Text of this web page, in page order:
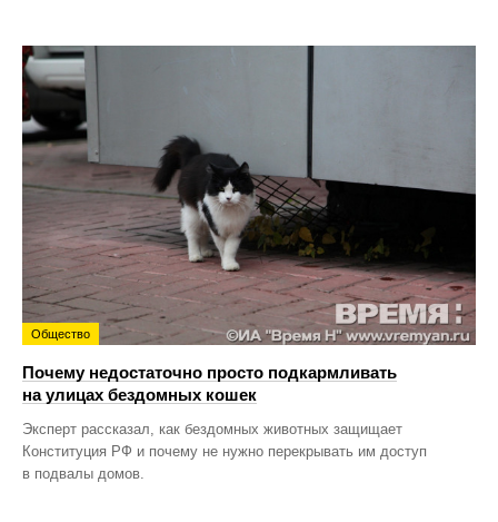
Общество
Почему недостаточно просто подкармливать
на улицах бездомных кошек
Эксперт рассказал, как бездомных животных защищает
Конституция РФ и почему не нужно перекрывать им доступ
в подвалы домов.